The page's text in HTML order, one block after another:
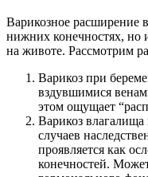
Варикозное расширение
нижних конечностях, но
на животе. Рассмотрим
Варикоз при
вздувшимися
этом ощущает
Варикоз
случаев
проявляется как
конечностей.